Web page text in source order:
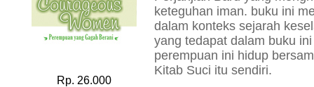
Rp. 26.000
keteguhan iman. buku ini
dalam konteks sejarah
yang tedapat dalam buku
perempuan ini hidup
Kitab Suci itu sendiri.